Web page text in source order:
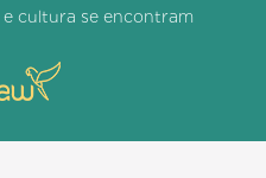
cultura se encontram